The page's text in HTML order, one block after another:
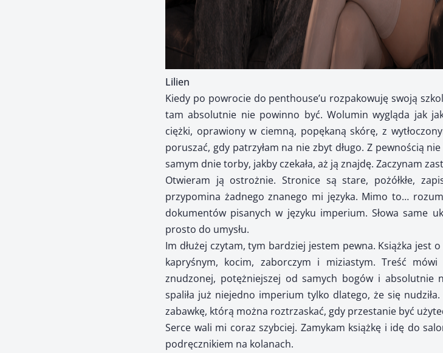
Lilien
Kiedy po powrocie do penthouse’u rozpakowuję swoją
tam absolutnie nie powinno być. Wolumin wygląda jak
ciężki, oprawiony w ciemną, popękaną skórę, z
poruszać, gdy patrzyłam na nie zbyt długo. Z pewnością
samym dnie torby, jakby czekała, aż ją znajdę. Zaczynam
Otwieram ją ostrożnie. Stronice są stare, pożółkłe,
przypomina żadnego znanego mi języka. Mimo to…
dokumentów pisanych w języku imperium. Słowa same
prosto do umysłu.
Im dłużej czytam, tym bardziej jestem pewna. Książka jest
kapryśnym, kocim, zaborczym i miziastym. Treść
znudzonej, potężniejszej od samych bogów i absolutnie
spaliła już niejedno imperium tylko dlatego, że się
zabawkę, którą można roztrzaskać, gdy przestanie być
Serce wali mi coraz szybciej. Zamykam książkę i idę do
podręcznikiem na kolanach.